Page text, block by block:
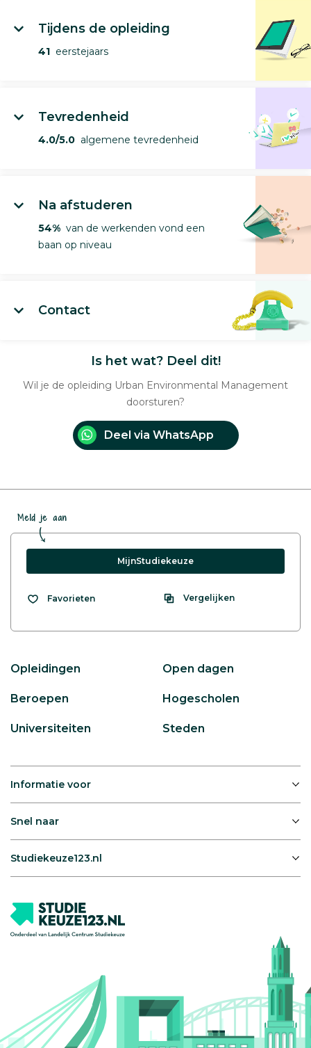
Tijdens de opleiding
41 eerstejaars
Tevredenheid
4.0/5.0 algemene tevredenheid
Na afstuderen
54% van de werkenden vond een
baan op niveau
Contact
Is het wat? Deel dit!
Wil je de opleiding Urban Environmental Management
doorsturen?
Deel via WhatsApp
Meld je aan
MijnStudiekeuze
Favorieten Vergelijken
Opleidingen Open dagen
Beroepen Hogescholen
Universiteiten Steden
Informatie voor
Snel naar
Studiekeuze123.nl